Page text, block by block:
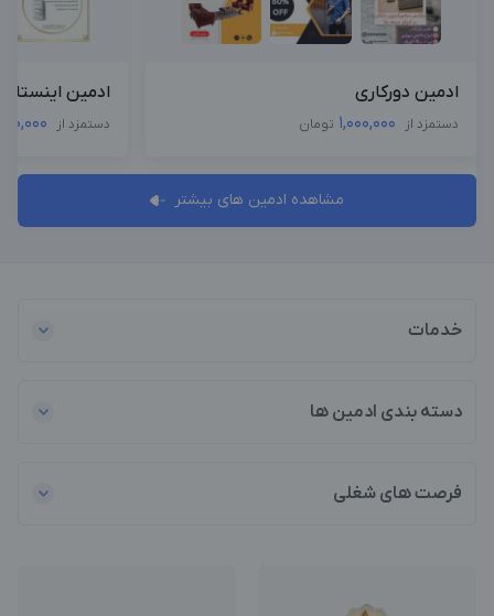
ادمین دورکاری
دستمزد از 1,000,000 تومان
ادمین
دستمزد از
مشاهده ادمین های بیشتر
خدمات
دسته بندی ادمین ها
فرصت های شغلی